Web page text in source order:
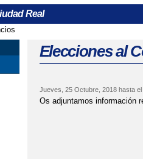
Real
aquí
Elecciones al
Jueves, 25 Octubre, 2018hasta el
Os adjuntamos información